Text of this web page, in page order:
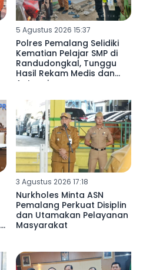
5 Agustus 2026 15:37
Polres Pemalang Selidiki
Kematian Pelajar SMP di
Randudongkal, Tunggu
Hasil Rekam Medis dan
Autopsi
3 Agustus 2026 17:18
Nurkholes Minta ASN
Pemalang Perkuat Disiplin
dan Utamakan Pelayanan
Masyarakat